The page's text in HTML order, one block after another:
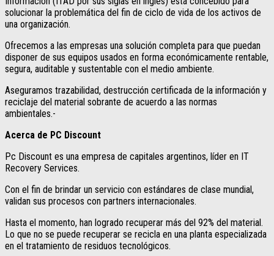
solucionar la problemática del fin de ciclo de vida de los activos de
una organización.
Ofrecemos a las empresas una solución completa para que puedan
disponer de sus equipos usados en forma económicamente rentable,
segura, auditable y sustentable con el medio ambiente.
Aseguramos trazabilidad, destrucción certificada de la información y
reciclaje del material sobrante de acuerdo a las normas
ambientales.-
Acerca de PC Discount
Pc Discount es una empresa de capitales argentinos, líder en IT
Recovery Services.
Con el fin de brindar un servicio con estándares de clase mundial,
validan sus procesos con partners internacionales.
Hasta el momento, han logrado recuperar más del 92% del material.
Lo que no se puede recuperar se recicla en una planta especializada
en el tratamiento de residuos tecnológicos.